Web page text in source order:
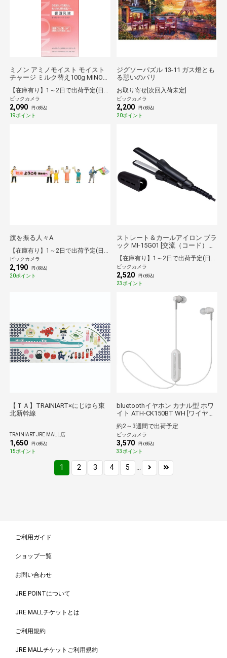
ミノン アミノモイスト モイスト
チャージ ミルク替え100g MINON
【在庫有り】1～2日で出荷予定(日付指定可)
ビックカメラ
2,090 円 (税込)
19ポイント
ジグソーパズル 13-11 ガス燈とも
る憩いのパリ
お取り寄せ[次回入荷未定]
ビックカメラ
2,200 円 (税込)
20ポイント
旗を振る人々A
【在庫有り】1～2日で出荷予定(日付指定可)
ビックカメラ
2,190 円 (税込)
20ポイント
ストレート＆カールアイロン ブラ
ック MI-15G01 [交流（コード）式]
【在庫有り】1～2日で出荷予定(日付指定可)
ビックカメラ
2,520 円 (税込)
23ポイント
【ＴＡ】TRAINIART×にじゆら東
北新幹線
TRAINIART JRE MALL店
1,650 円 (税込)
15ポイント
bluetoothイヤホン カナル型 ホワ
イト ATH-CK150BT WH [ワイヤレ
/Bluetooth対応][ATHCK150BTWH]
約2～3週間で出荷予定
ビックカメラ
3,570 円 (税込)
33ポイント
1 2 3 4 5
ご利用ガイド
ショップ一覧
お問い合わせ
JRE POINTについて
JRE MALLチケットとは
ご利用規約
JRE MALLチケットご利用規約